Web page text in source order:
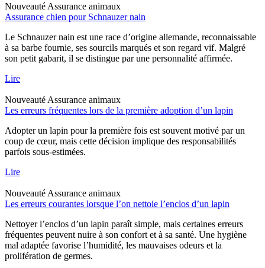
Nouveauté Assurance animaux
Assurance chien pour Schnauzer nain
Le Schnauzer nain est une race d’origine allemande, reconnaissable
à sa barbe fournie, ses sourcils marqués et son regard vif. Malgré
son petit gabarit, il se distingue par une personnalité affirmée.
Lire
Nouveauté Assurance animaux
Les erreurs fréquentes lors de la première adoption d’un lapin
Adopter un lapin pour la première fois est souvent motivé par un
coup de cœur, mais cette décision implique des responsabilités
parfois sous-estimées.
Lire
Nouveauté Assurance animaux
Les erreurs courantes lorsque l’on nettoie l’enclos d’un lapin
Nettoyer l’enclos d’un lapin paraît simple, mais certaines erreurs
fréquentes peuvent nuire à son confort et à sa santé. Une hygiène
mal adaptée favorise l’humidité, les mauvaises odeurs et la
prolifération de germes.